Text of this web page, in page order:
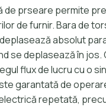
de prseare permite
de furnir. Bara de
absolut
se deplasează în jos.
flux de lucru cu o
garantată de
repetată,